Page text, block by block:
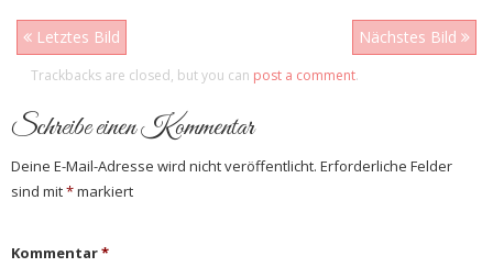
Letztes Bild Nächstes Bild
Trackbacks are closed, but you can post a comment.
Schreibe einen Kommentar
Deine E-Mail-Adresse wird nicht veröffentlicht. Erforderliche Felder
sind mit*markiert
Kommentar*